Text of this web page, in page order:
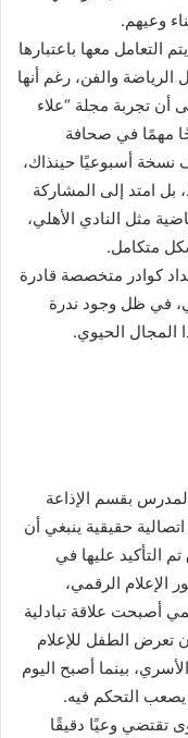
وعيهم.
التعامل معها باعتبارها
والفن، رغم أنها
أن تجربة مجلة “علاء
1993 مثّلت نموذجًا مهمًا في صحافة
حيث وصلت إلى توزيع نحو 100 ألف نسخة أسبوعيًا حينذاك،
امتد إلى المشاركة
مثل النادي الأهلي،
متكامل.
كوادر متخصصة قادرة
في ظل وجود ندرة
المجال الحيوي.
بقسم الإذاعة
حقيقية ينبغي أن
التأكيد عليها في
الإعلام الرقمي،
أصبحت علاقة تبادلية
تعرض الطفل للإعلام
بينما أصبح اليوم
التحكم فيه.
تقتضي وعيًا دقيقًا